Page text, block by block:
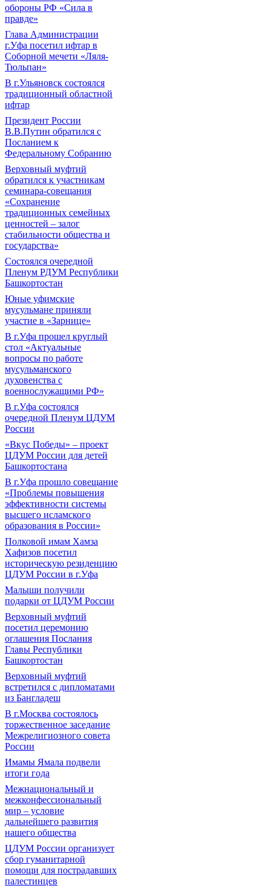
обороны РФ «Сила в
правде»
Глава Администрации
г.Уфа посетил ифтар в
Соборной мечети «Ляля-
Тюльпан»
В г.Ульяновск состоялся
традиционный областной
ифтар
Президент России
В.В.Путин обратился с
Посланием к
Федеральному Собранию
Верховный муфтий
обратился к участникам
семинара-совещания
«Сохранение
традиционных семейных
ценностей – залог
стабильности общества и
государства»
Состоялся очередной
Пленум РДУМ Республики
Башкортостан
Юные уфимские
мусульмане приняли
участие в «Зарнице»
В г.Уфа прошел круглый
стол «Актуальные
вопросы по работе
мусульманского
духовенства с
военнослужащими РФ»
В г.Уфа состоялся
очередной Пленум ЦДУМ
России
«Вкус Победы» – проект
ЦДУМ России для детей
Башкортостана
В г.Уфа прошло совещание
«Проблемы повышения
эффективности системы
высшего исламского
образования в России»
Полковой имам Хамза
Хафизов посетил
историческую резиденцию
ЦДУМ России в г.Уфа
Малыши получили
подарки от ЦДУМ России
Верховный муфтий
посетил церемонию
оглашения Послания
Главы Республики
Башкортостан
Верховный муфтий
встретился с дипломатами
из Бангладеш
В г.Москва состоялось
торжественное заседание
Межрелигиозного совета
России
Имамы Ямала подвели
итоги года
Межнациональный и
межконфессиональный
мир – условие
дальнейшего развития
нашего общества
ЦДУМ России организует
сбор гуманитарной
помощи для пострадавших
палестинцев